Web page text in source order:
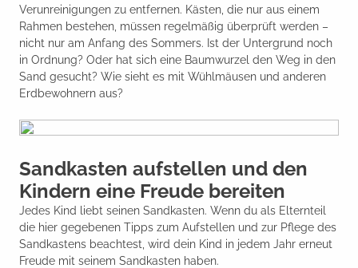
Verunreinigungen zu entfernen. Kästen, die nur aus einem
Rahmen bestehen, müssen regelmäßig überprüft werden –
nicht nur am Anfang des Sommers. Ist der Untergrund noch
in Ordnung? Oder hat sich eine Baumwurzel den Weg in den
Sand gesucht? Wie sieht es mit Wühlmäusen und anderen
Erdbewohnern aus?
Sandkasten aufstellen und den
Kindern eine Freude bereiten
Jedes Kind liebt seinen Sandkasten. Wenn du als Elternteil
die hier gegebenen Tipps zum Aufstellen und zur Pflege des
Sandkastens beachtest, wird dein Kind in jedem Jahr erneut
Freude mit seinem Sandkasten haben.